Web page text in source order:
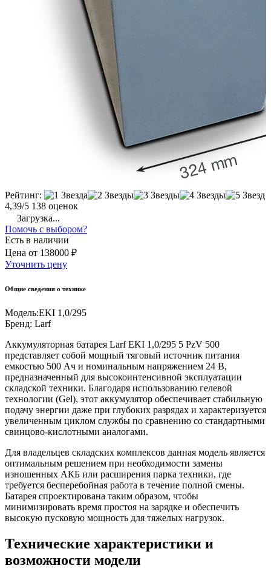
Рейтинг:
4,39/5 138 оценок
Загрузка...
Помочь с выбором?
Есть в наличии
Цена от 138000 ₽
Уточнить цену
Общие сведения о технике
Модель:EKI 1,0/295
Бренд: Larf
Аккумуляторная батарея Larf EKI 1,0/295 5 PzV 500
представляет собой мощный тяговый источник питания
емкостью 500 Ач и номинальным напряжением 24 В,
предназначенный для высокоинтенсивной эксплуатации
складской техники. Благодаря использованию гелевой
технологии (Gel), этот аккумулятор обеспечивает стабильную
подачу энергии даже при глубоких разрядах и характеризуется
увеличенным циклом службы по сравнению со стандартными
свинцово-кислотными аналогами.
Для владельцев складских комплексов данная модель является
оптимальным решением при необходимости замены
изношенных АКБ или расширения парка техники, где
требуется бесперебойная работа в течение полной смены.
Батарея спроектирована таким образом, чтобы
минимизировать время простоя на зарядке и обеспечить
высокую пусковую мощность для тяжелых нагрузок.
Технические характеристики и
возможности модели